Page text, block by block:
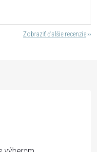
Zobraziť ďalšie recenzie